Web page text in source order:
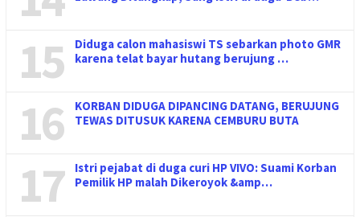
15
Diduga calon mahasiswi TS sebarkan photo GMR
karena telat bayar hutang berujung …
16
KORBAN DIDUGA DIPANCING DATANG, BERUJUNG
TEWAS DITUSUK KARENA CEMBURU BUTA
17
Istri pejabat di duga curi HP VIVO: Suami Korban
Pemilik HP malah Dikeroyok &amp…